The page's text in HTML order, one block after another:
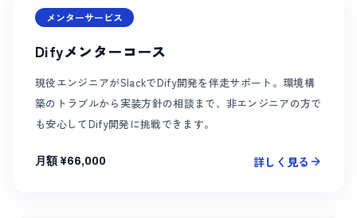
メンターサービス
Difyメンターコース
現役エンジニアがSlackでDify開発を伴走サポート。環境構
築のトラブルから実装方針の相談まで、非エンジニアの方で
も安心してDify開発に挑戦できます。
月額 ¥66,000 詳しく見る